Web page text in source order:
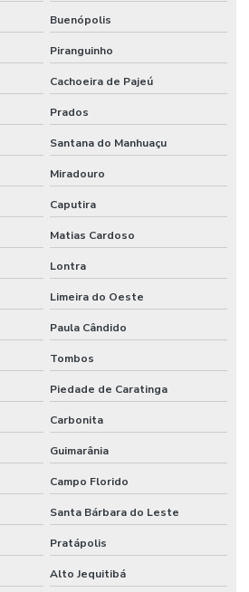
Buenópolis
Piranguinho
Cachoeira de Pajeú
Prados
Santana do Manhuaçu
Miradouro
Caputira
Matias Cardoso
Lontra
Limeira do Oeste
Paula Cândido
Tombos
Piedade de Caratinga
Carbonita
Guimarânia
Campo Florido
Santa Bárbara do Leste
Pratápolis
Alto Jequitibá